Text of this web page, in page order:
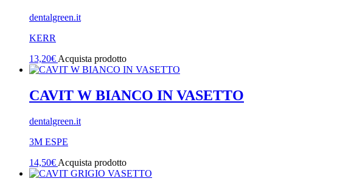
dentalgreen.it
KERR
13,20€ Acquista prodotto
CAVIT W BIANCO IN VASETTO
dentalgreen.it
3M ESPE
14,50€ Acquista prodotto